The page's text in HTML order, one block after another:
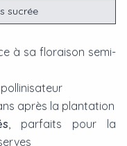
sucrée
à sa floraison semi-
pollinisateur
après la plantation
, parfaits pour la